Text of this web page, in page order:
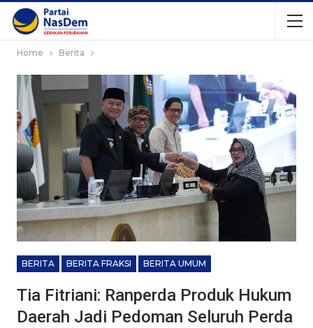
Home Berita
BERITA BERITA FRAKSI BERITA UMUM
Tia Fitriani: Ranperda Produk Hukum
Daerah Jadi Pedoman Seluruh Perda